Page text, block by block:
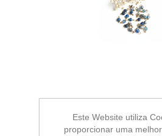
Este Website utiliza
proporcionar uma